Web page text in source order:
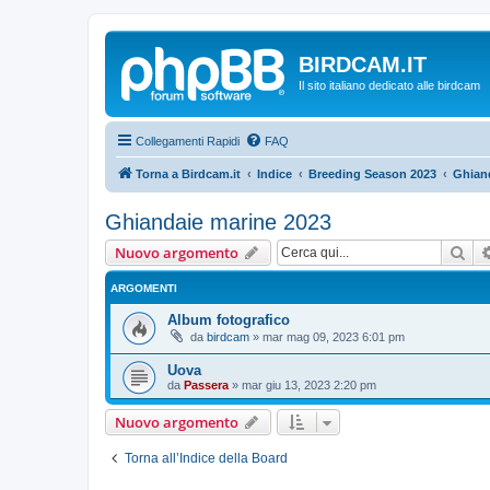
BIRDCAM.IT
Il sito italiano dedicato alle birdcam
Collegamenti Rapidi FAQ
Torna a Birdcam.it Indice Breeding Season 2023
Ghiandaie marine 2023
Nuovo argomento
ARGOMENTI
Album fotografico
da birdcam » mar mag 09, 2023 6:01 pm
Uova
da Passera » mar giu 13, 2023 2:20 pm
Nuovo argomento
Torna all’Indice della Board